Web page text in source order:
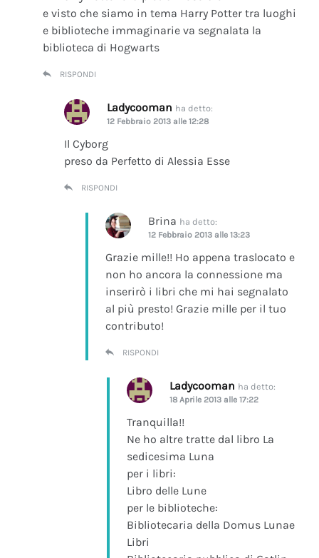
e visto che siamo in tema Harry Potter tra luoghi
e biblioteche immaginarie va segnalata la
biblioteca di Hogwarts
RISPONDI
Ladycooman ha detto:
12 Febbraio 2013 alle 12:28
Il Cyborg
preso da Perfetto di Alessia Esse
RISPONDI
Brina ha detto:
12 Febbraio 2013 alle 13:23
Grazie mille!! Ho appena traslocato e
non ho ancora la connessione ma
inserirò i libri che mi hai segnalato
al più presto! Grazie mille per il tuo
contributo!
RISPONDI
Ladycooman ha detto:
18 Aprile 2013 alle 17:22
Tranquilla!!
Ne ho altre tratte dal libro La
sedicesima Luna
per i libri:
Libro delle Lune
per le biblioteche:
Bibliotecaria della Domus Lunae
Libri